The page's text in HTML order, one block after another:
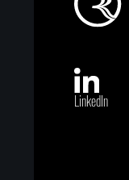
LinkedIn